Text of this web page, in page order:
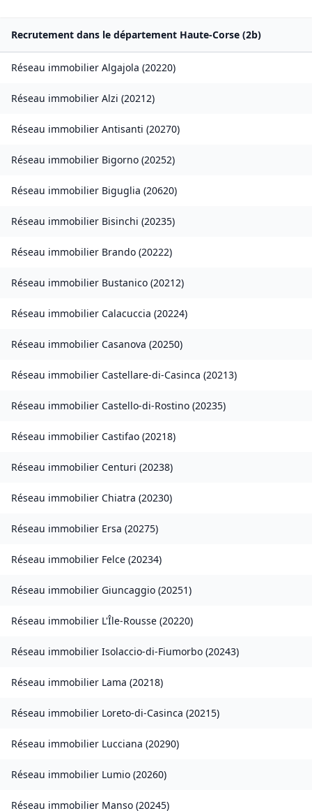
Recrutement dans le département Haute-Corse (2b)
Réseau immobilier Algajola (20220)
Réseau immobilier Alzi (20212)
Réseau immobilier Antisanti (20270)
Réseau immobilier Bigorno (20252)
Réseau immobilier Biguglia (20620)
Réseau immobilier Bisinchi (20235)
Réseau immobilier Brando (20222)
Réseau immobilier Bustanico (20212)
Réseau immobilier Calacuccia (20224)
Réseau immobilier Casanova (20250)
Réseau immobilier Castellare-di-Casinca (20213)
Réseau immobilier Castello-di-Rostino (20235)
Réseau immobilier Castifao (20218)
Réseau immobilier Centuri (20238)
Réseau immobilier Chiatra (20230)
Réseau immobilier Ersa (20275)
Réseau immobilier Felce (20234)
Réseau immobilier Giuncaggio (20251)
Réseau immobilier L'Île-Rousse (20220)
Réseau immobilier Isolaccio-di-Fiumorbo (20243)
Réseau immobilier Lama (20218)
Réseau immobilier Loreto-di-Casinca (20215)
Réseau immobilier Lucciana (20290)
Réseau immobilier Lumio (20260)
Réseau immobilier Manso (20245)